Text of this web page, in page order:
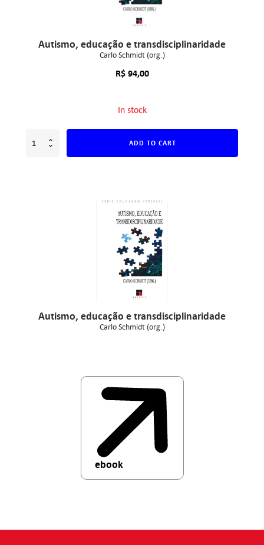
Autismo, educação e transdisciplinaridade
Carlo Schmidt (org.)
R$94,00
In stock
ADD TO CART
Autismo, educação e transdisciplinaridade
Carlo Schmidt (org.)
ebook